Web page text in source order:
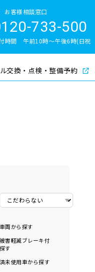
検索
お客様相談窓口
733-500
時間 午前10時〜午後6時(日祝
交換・点検・整備予約
両から探す
害軽減ブレーキ付
す
未使用車から探す